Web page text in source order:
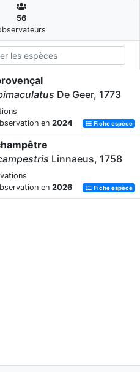
56
De Geer, 1773
en 2024 Fiche espèce
Linnaeus, 1758
en 2026 Fiche espèce